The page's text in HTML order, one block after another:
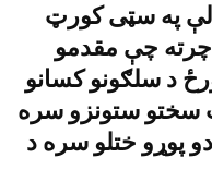
په سټى کورټ
چې مقدمو
د سلګونو کسانو
ستونزو سره
پوړو ختلو سره د